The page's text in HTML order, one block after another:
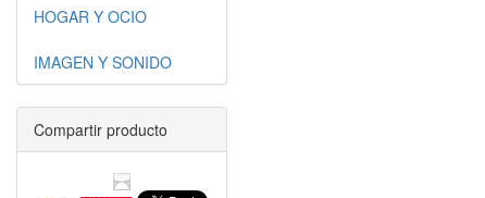
HOGAR Y OCIO
IMAGEN Y SONIDO
Compartir producto